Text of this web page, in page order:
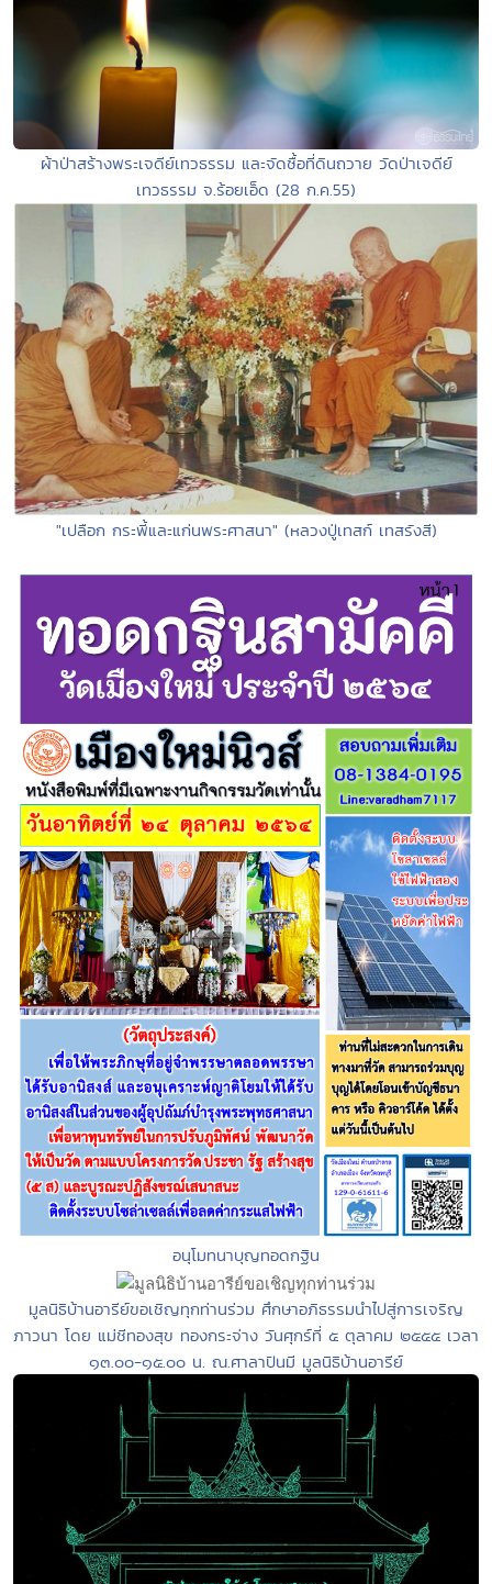
ผ้าป่าสร้างพระเจดีย์เทวธรรม และจัดซื้อที่ดินถวาย วัดป่าเจดีย์
เทวธรรม จ.ร้อยเอ็ด (28 ก.ค.55)
"เปลือก กระพี้และแก่นพระศาสนา" (หลวงปู่เทสก์ เทสรังสี)
อนุโมทนาบุญทอดกฐิน
มูลนิธิบ้านอารีย์ขอเชิญทุกท่านร่วม ศึกษาอภิธรรมนำไปสู่การเจริญ
ภาวนา โดย แม่ชีทองสุข ทองกระจ่าง วันศุกร์ที่ ๕ ตุลาคม ๒๕๕๕ เวลา
๑๓.๐๐-๑๕.๐๐ น. ณ.ศาลาปันมี มูลนิธิบ้านอารีย์